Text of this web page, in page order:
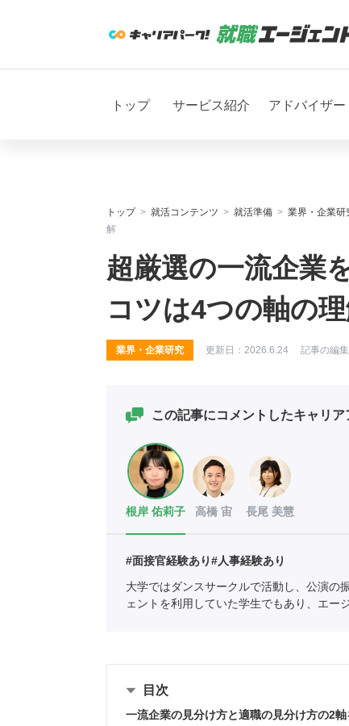
トップ サービス紹介 アドバイザー
トップ 就活コンテンツ 就活準備 業界・企業研
解
超厳選の一流企業
コツは4つの軸の
業界・企業研究 更新日： 2026.6.24 記事の編
この記事にコメントしたキャリ
根岸 佑莉子 高橋 宙 長尾 美慧
#面接官経験あり#人事経験あり
大学ではダンスサークルで活動し、公演の
ェントを利用していた学生でもあり、エー
目次
一流企業の見分け方と適職の見分け方の2